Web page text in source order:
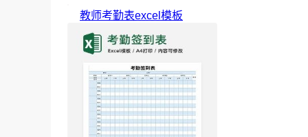
教师考勤表excel模板